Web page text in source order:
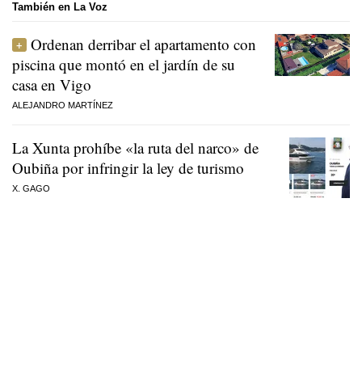
También en La Voz
Ordenan derribar el apartamento con
piscina que montó en el jardín de su
casa en Vigo
ALEJANDRO MARTÍNEZ
La Xunta prohíbe «la ruta del narco» de
Oubiña por infringir la ley de turismo
X. GAGO